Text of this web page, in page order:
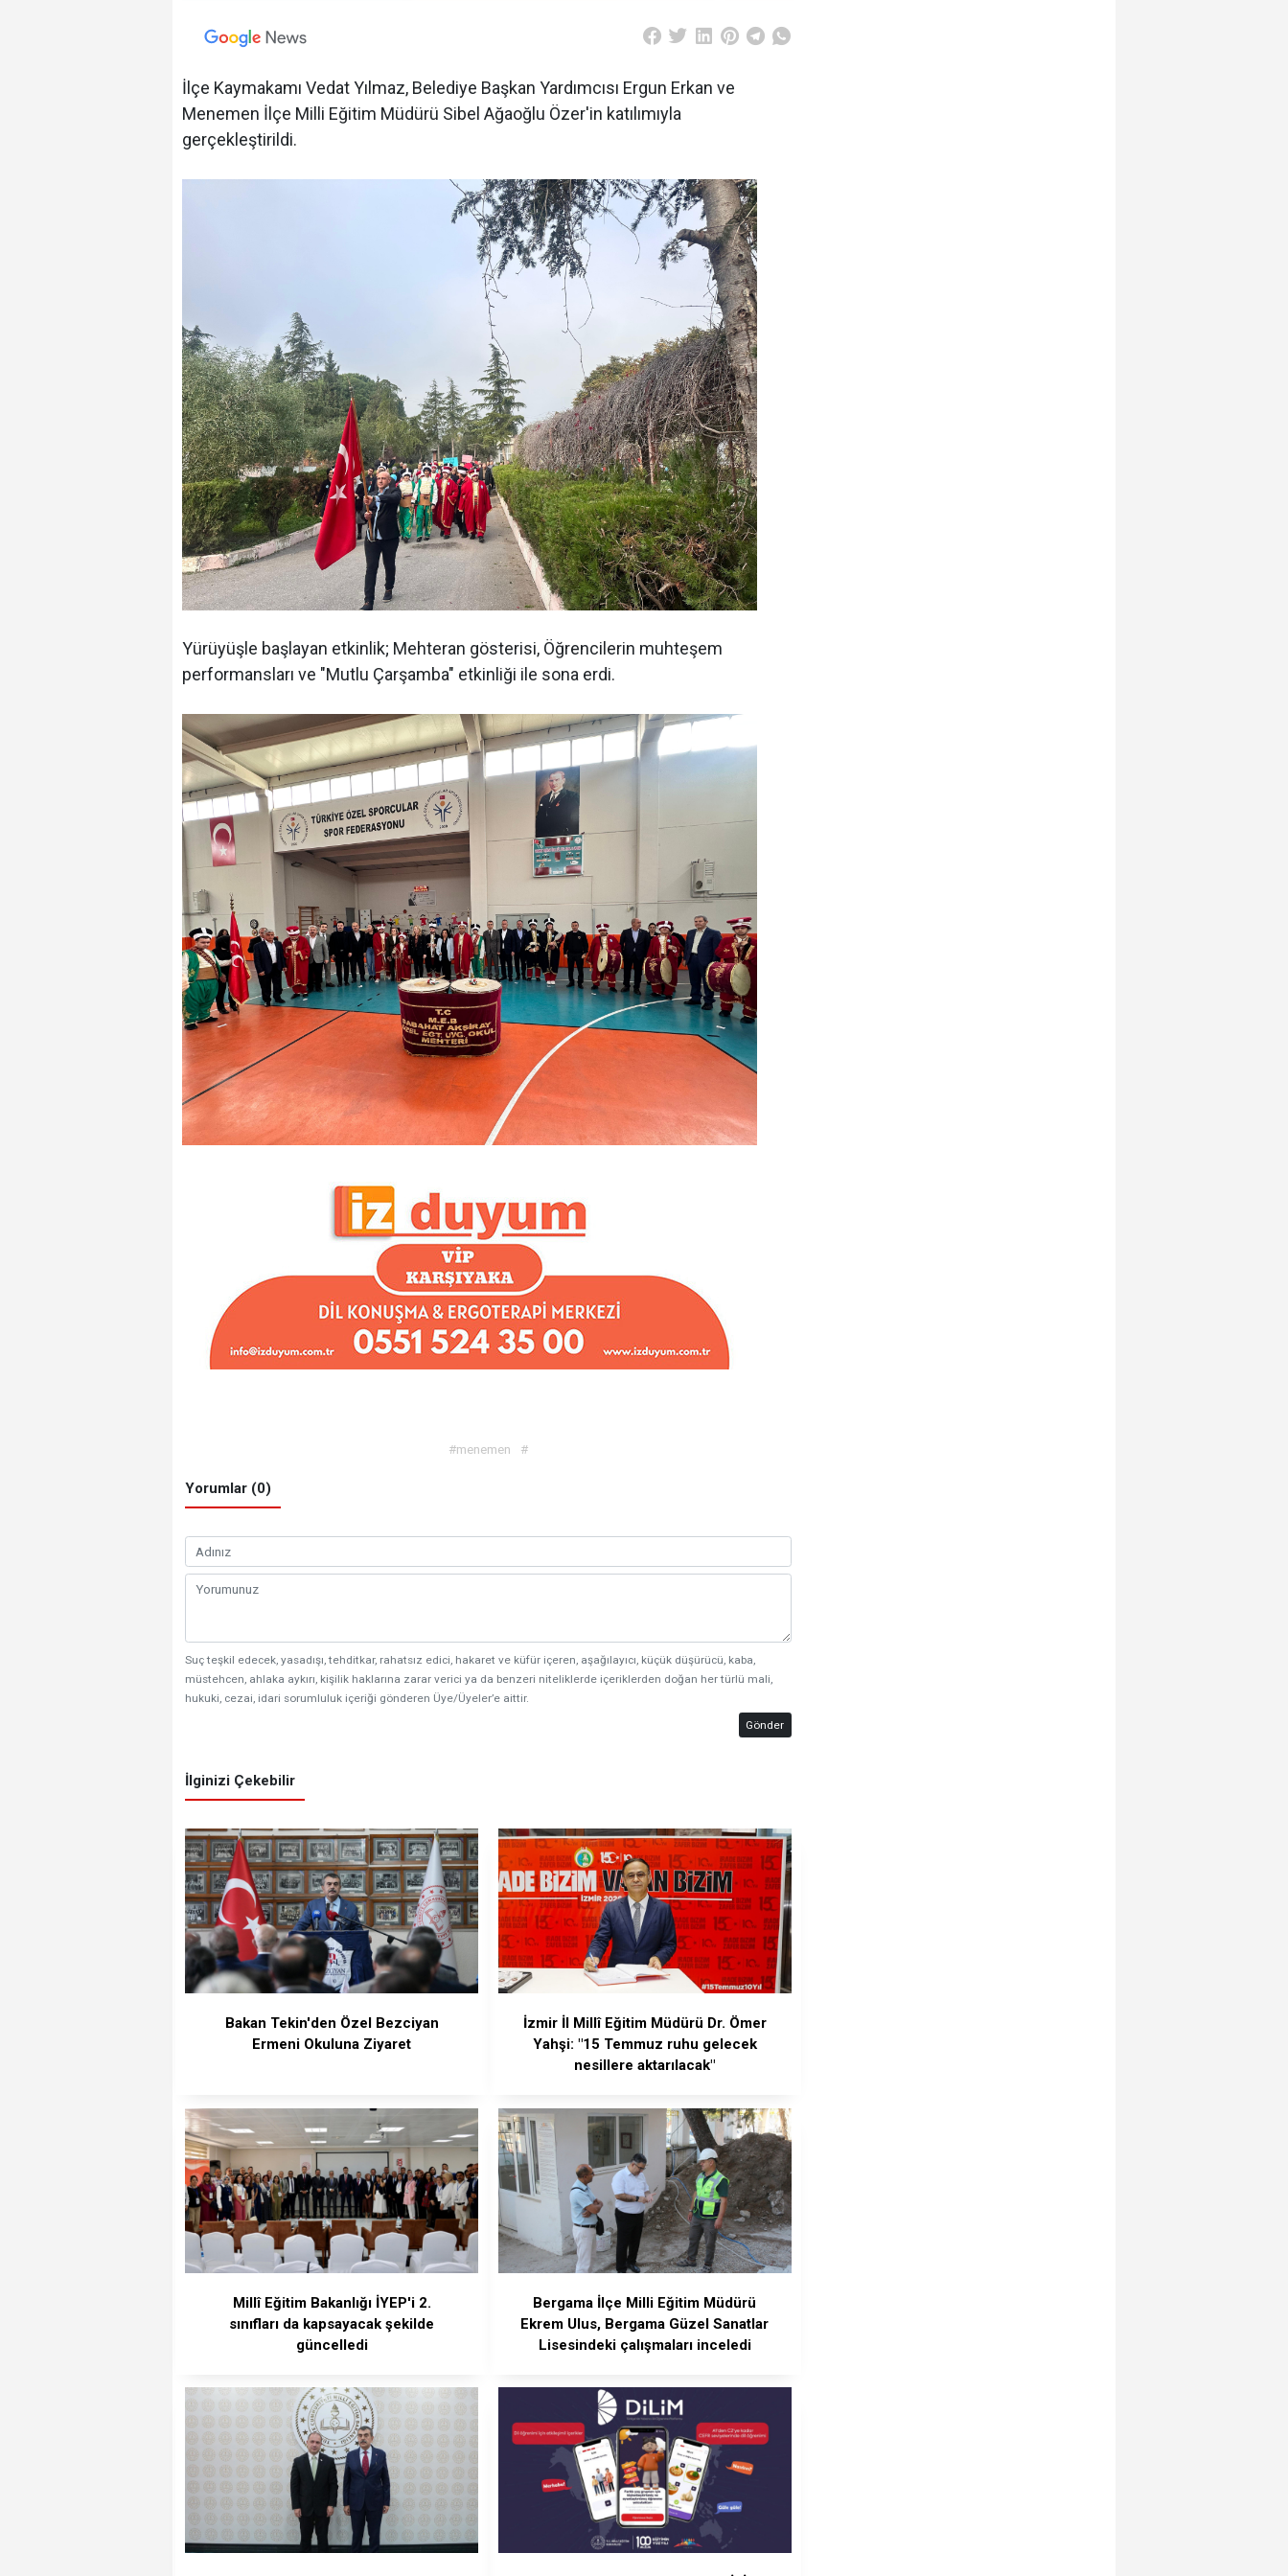
İlçe Kaymakamı Vedat Yılmaz, Belediye Başkan Yardımcısı Ergun Erkan ve
Menemen İlçe Milli Eğitim Müdürü Sibel Ağaoğlu Özer'in katılımıyla
gerçekleştirildi.
Yürüyüşle başlayan etkinlik; Mehteran gösterisi, Öğrencilerin muhteşem
performansları ve "Mutlu Çarşamba" etkinliği ile sona erdi.
#menemen #
Yorumlar (0)
Suç teşkil edecek, yasadışı, tehditkar, rahatsız edici, hakaret ve küfür içeren, aşağılayıcı, küçük düşürücü, kaba,
müstehcen, ahlaka aykırı, kişilik haklarına zarar verici ya da benzeri niteliklerde içeriklerden doğan her türlü mali,
hukuki, cezai, idari sorumluluk içeriği gönderen Üye/Üyeler’e aittir.
Gönder
İlginizi Çekebilir
Bakan Tekin'den Özel Bezciyan
Ermeni Okuluna Ziyaret
İzmir İl Millî Eğitim Müdürü Dr. Ömer
Yahşi: "15 Temmuz ruhu gelecek
nesillere aktarılacak"
Millî Eğitim Bakanlığı İYEP'i 2.
sınıfları da kapsayacak şekilde
güncelledi
Bergama İlçe Milli Eğitim Müdürü
Ekrem Ulus, Bergama Güzel Sanatlar
Lisesindeki çalışmaları inceledi